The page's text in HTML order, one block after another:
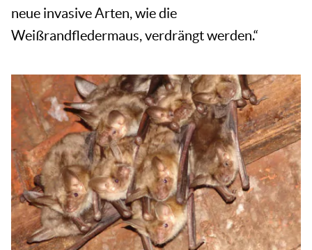
neue invasive Arten, wie die
Weißrandfledermaus, verdrängt werden.“